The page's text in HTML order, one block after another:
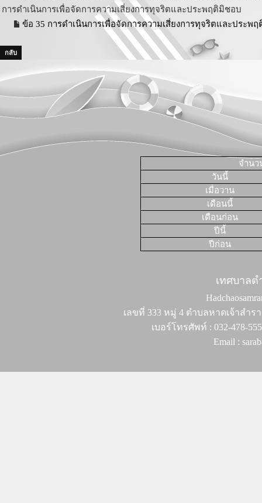
การดำเนินการเพื่อจัดการความเสี่ยงการทุจริตและประพฤติมิชอบ
ข้อ 35 การดำเนินการเพื่อจัดการความเสี่ยงการทุจริตและประพ
กลับ
จำนว
วันนี้
เมื่อวาน
เดือนนี้
เดือนก่อน
ปีนี้
ปีก่อน
เทศบาล
เลขที่ 333 หมู่ 4 ตำบลหาดเจ้าสำร
เบอร์โทรศัพท์ : 032-478-
Email :